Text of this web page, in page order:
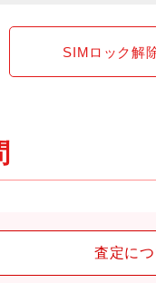
SIMロック解
査定につ